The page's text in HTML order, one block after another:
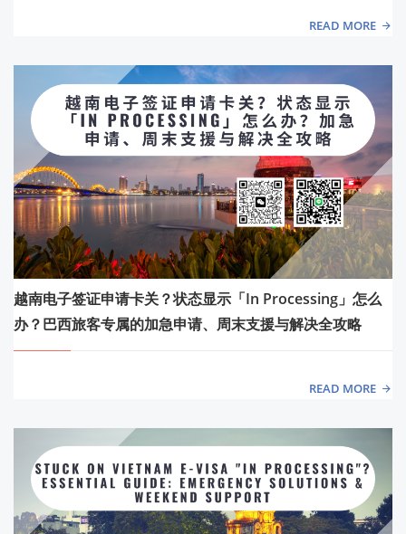
READ MORE
越南电子签证申请卡关？状态显示「In Processing」怎么
办？巴西旅客专属的加急申请、周末支援与解决全攻略
READ MORE